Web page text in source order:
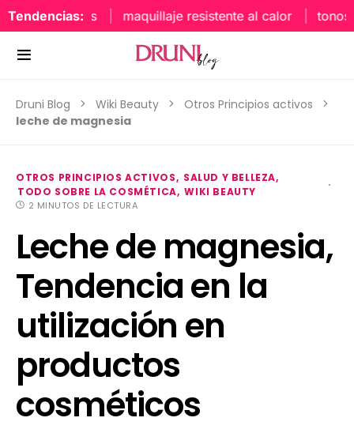
Tendencias: maquillaje resistente al calor tonos
Druni Blog Wiki Beauty
Otros Principios activos
leche de magnesia
OTROS PRINCIPIOS ACTIVOS
SALUD Y BELLEZA
TODO SOBRE LA COSMÉTICA
WIKI BEAUTY
2 MINUTOS DE LECTURA
Leche de magnesia,
Tendencia en la
utilización en
productos
cosméticos